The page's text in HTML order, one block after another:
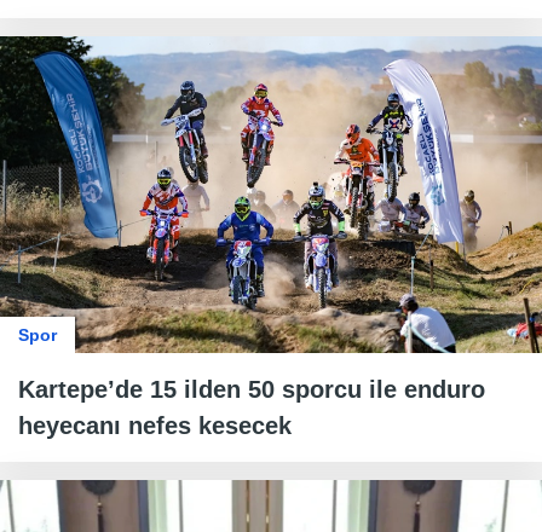
Spor
Kartepe’de 15 ilden 50 sporcu ile enduro
heyecanı nefes kesecek